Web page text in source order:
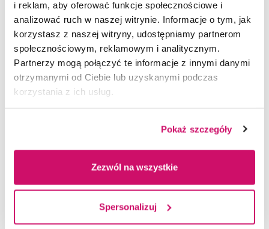
i reklam, aby oferować funkcje społecznościowe i
analizować ruch w naszej witrynie. Informacje o tym, jak
korzystasz z naszej witryny, udostępniamy partnerom
społecznościowym, reklamowym i analitycznym.
Partnerzy mogą połączyć te informacje z innymi danymi
otrzymanymi od Ciebie lub uzyskanymi podczas
korzystania z ich usług.
Pokaż szczegóły
Zezwól na wszystkie
Spersonalizuj
ZAPISZ SIĘ
Plan warsztatu do pobrania -
TUTAJ